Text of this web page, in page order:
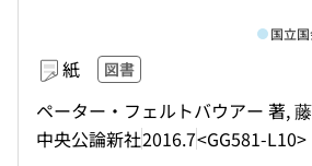
紙 図書
ペーター・フェルトバウアー 著,
中央公論新社2016.7<GG581-L10>
国立